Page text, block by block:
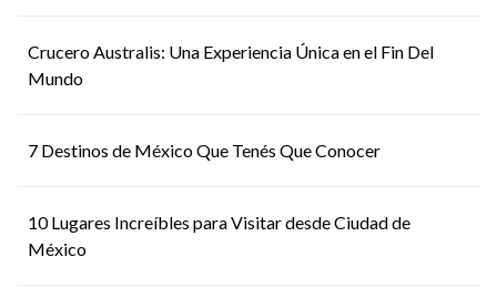
Crucero Australis: Una Experiencia Única en el Fin Del
Mundo
7 Destinos de México Que Tenés Que Conocer
10 Lugares Increíbles para Visitar desde Ciudad de
México